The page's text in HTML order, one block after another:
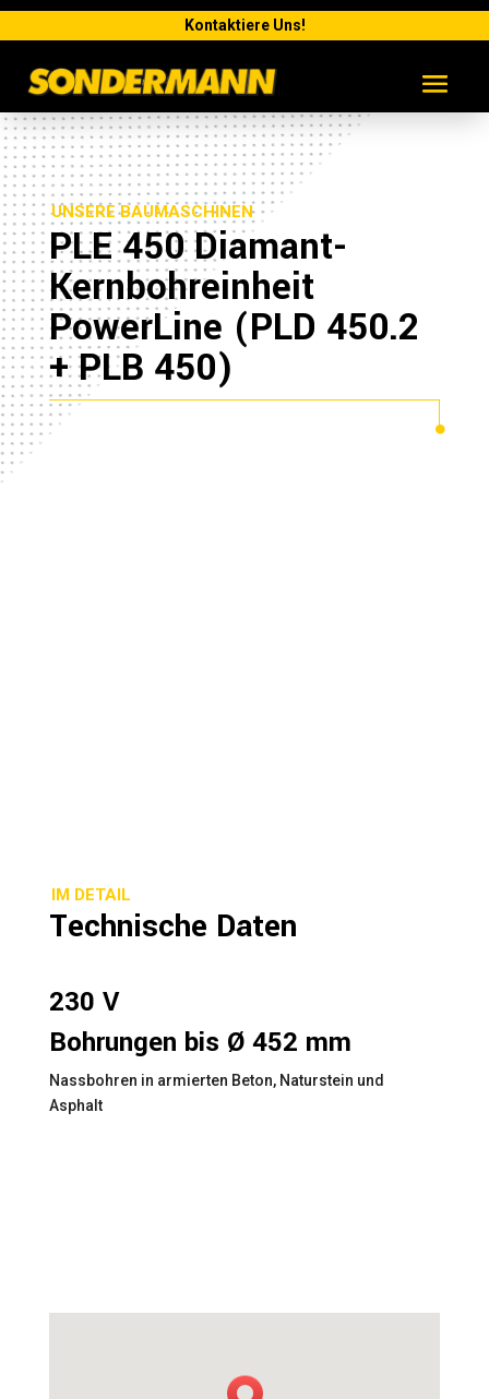
Kontaktiere Uns!
UNSERE BAUMASCHINEN
PLE 450 Diamant-
Kernbohreinheit
PowerLine (PLD 450.2
+ PLB 450)
IM DETAIL
Technische Daten
230 V
Bohrungen bis Ø 452 mm
Nassbohren in armierten Beton, Naturstein und
Asphalt